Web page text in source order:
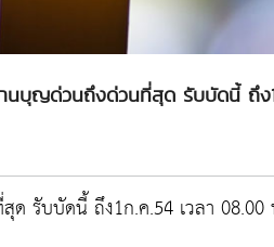
นบุญด่วนถึงด่วนที่สุด รับบัดนี้ ถึง
รับบัดนี้ ถึง1ก.ค.54 เวลา 08.00